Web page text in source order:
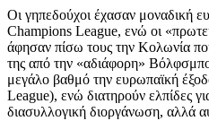
Οι γηπεδούχοι έχασαν μοναδική
Champions League, ενώ οι
άφησαν πίσω τους την Κολωνία
της από την «αδιάφορη»
μεγάλο βαθμό την ευρωπαϊκή
League), ενώ διατηρούν ελπίδες
διασυλλογική διοργάνωση, αλλά